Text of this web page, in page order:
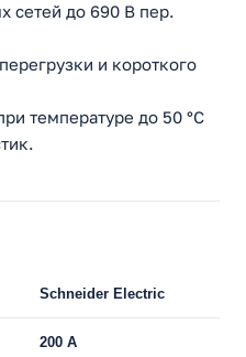
сетей до 690 В пер.
и короткого
температуре до 50 °С
Schneider Electric
200 A